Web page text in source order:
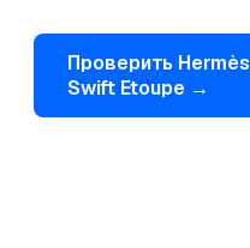
Проверить Hermès
Swift Etoupe →